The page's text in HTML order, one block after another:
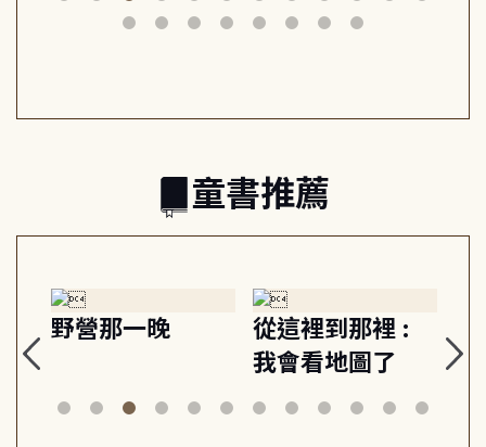
筆下的現代馬雅
節奏 22個行動練
童書推薦
野營那一晚
從這裡到那裡 :
我會看地圖了
美